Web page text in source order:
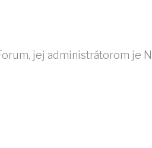
jej administrátorom je